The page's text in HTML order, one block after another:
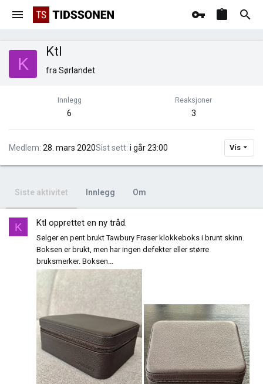
K
Ktl
fra Sørlandet
Innlegg
6
Reaksjoner
3
Medlem 28. mars 2020Sist sett i går 23:00 Vis
Siste aktivitet Innlegg Om
K Ktl opprettet en ny tråd.
Selger en pent brukt Tawbury Fraser klokkeboks i brunt skinn.
Boksen er brukt, men har ingen defekter eller større
bruksmerker. Boksen...